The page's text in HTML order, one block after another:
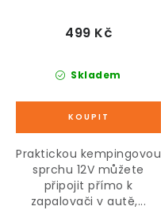
Skladem
499 Kč
Praktickou kempingovou
sprchu 12V můžete
připojit přímo k
zapalovači v autě,...